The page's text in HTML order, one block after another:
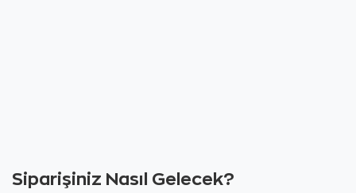
Siparişiniz Nasıl Gelecek?